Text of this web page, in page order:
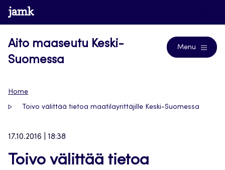
Siirry
suoraan
www.jamk.fi
Aito maaseutu Keski-
Suomessa
Menu
Home
Toivo välittää tietoa maatilayrittäjille Keski-Suomessa
17.10.2016 | 18:38
Toivo välittää tietoa